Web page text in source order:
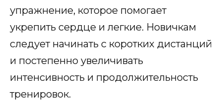
упражнение, которое помогает
укрепить сердце и легкие. Новичкам
следует начинать с коротких дистанций
и постепенно увеличивать
интенсивность и продолжительность
тренировок.